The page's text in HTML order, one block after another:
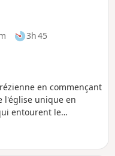
3h 45
en commençant
l'église unique en
entourent le
des oiseaux et voire
des animaux